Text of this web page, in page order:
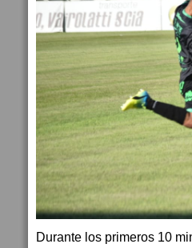
Durante los primeros 10